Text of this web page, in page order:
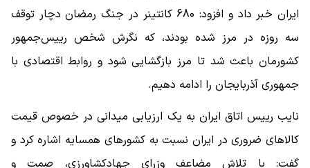
ایران خبر داد و افزود: 680 کانتینر در جنگ رمضان دچار توقف
سه روزه در مرز شده بودند، که نگرش شخص رییس‌جمهور
کشورمان باعث شد تا مرز بازگشایی شود و روابط اقتصادی با
جمهوری آذربایجان را ادامه دهیم.
نایب رییس اتاق ایران به یک ارزیابی میدانی در خصوص قیمت
کالاهای ضروری در ایران نسبت به کشورهای همسایه اشاره کرد و
گفت: با تلاش مضاعف وزرای جهادکشاورزی، صمت و